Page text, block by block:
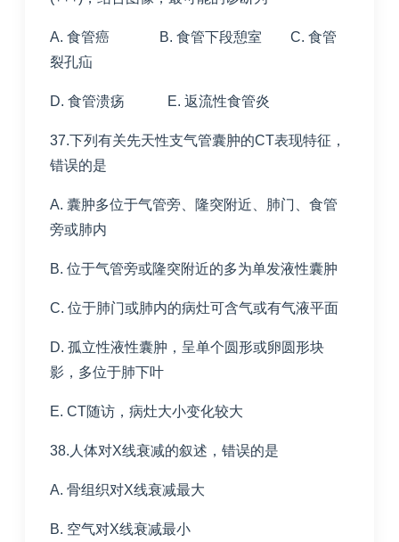
A. 食管癌 B. 食管下段憩室 C. 食管
裂孔疝
D. 食管溃疡 E. 返流性食管炎
37.下列有关先天性支气管囊肿的CT表现特征，
错误的是
A. 囊肿多位于气管旁、隆突附近、肺门、食管
旁或肺内
B. 位于气管旁或隆突附近的多为单发液性囊肿
C. 位于肺门或肺内的病灶可含气或有气液平面
D. 孤立性液性囊肿，呈单个圆形或卵圆形块
影，多位于肺下叶
E. CT随访，病灶大小变化较大
38.人体对X线衰减的叙述，错误的是
A. 骨组织对X线衰减最大
B. 空气对X线衰减最小